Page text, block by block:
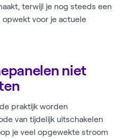
terwijl je nog steeds een
voor je actuele
niet
praktijk worden
van tijdelijk uitschakelen
je veel opgewekte stroom